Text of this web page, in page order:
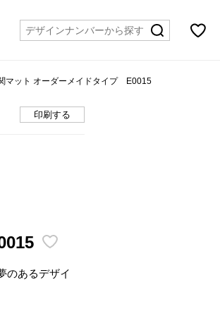
マット オーダーメイドタイプ E0015
印刷する
のあるデザイ